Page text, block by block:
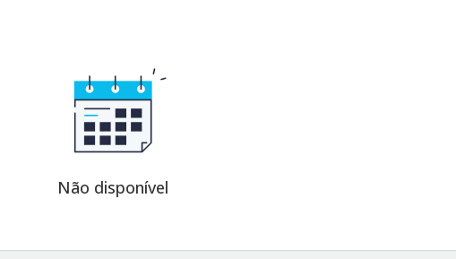
Não disponível